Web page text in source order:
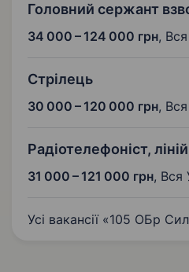
Головний сержант
34 000 – 124 000 грн,
Стрілець
30 000 – 120 000 грн,
Радіотелефоніст,
31 000 – 121 000 грн, Вся
Усі вакансії «105 ОБр Сил